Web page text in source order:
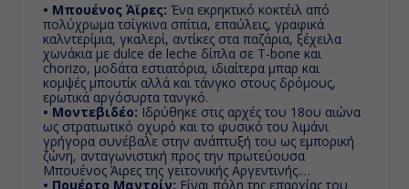
• Μπουένος Άϊρες: Ένα εκρηκτικό κοκτέιλ από
πολύχρωμα τσίγκινα σπίτια, επαύλεις, γραφικά
καλντερίμια, γκαλερί, αντίκες στα παζάρια, ξέχειλα
χωνάκια με dulce de leche δίπλα σε T-bone και
chorizo, μοδάτα εστιατόρια, ιδιαίτερα μπαρ και
κομψές μπουτίκ αλλά και τάνγκο στους δρόμους,
ερωτικά αργόσυρτα τανγκό.
• Μοντεβιδέο: Ιδρύθηκε στις αρχές του 18ου αιώνα
ως στρατιωτικό οχυρό και το φυσικό του λιμάνι
γρήγορα συνέβαλε στην ανάπτυξή του ως εμπορική
ζώνη, ανταγωνιστική προς την πρωτεύουσα
Μπουένος Άιρες της γειτονικής Αργεντινής.
• Πουέρτο Μαντρίν: Eίναι πόλη της επαρχίας του